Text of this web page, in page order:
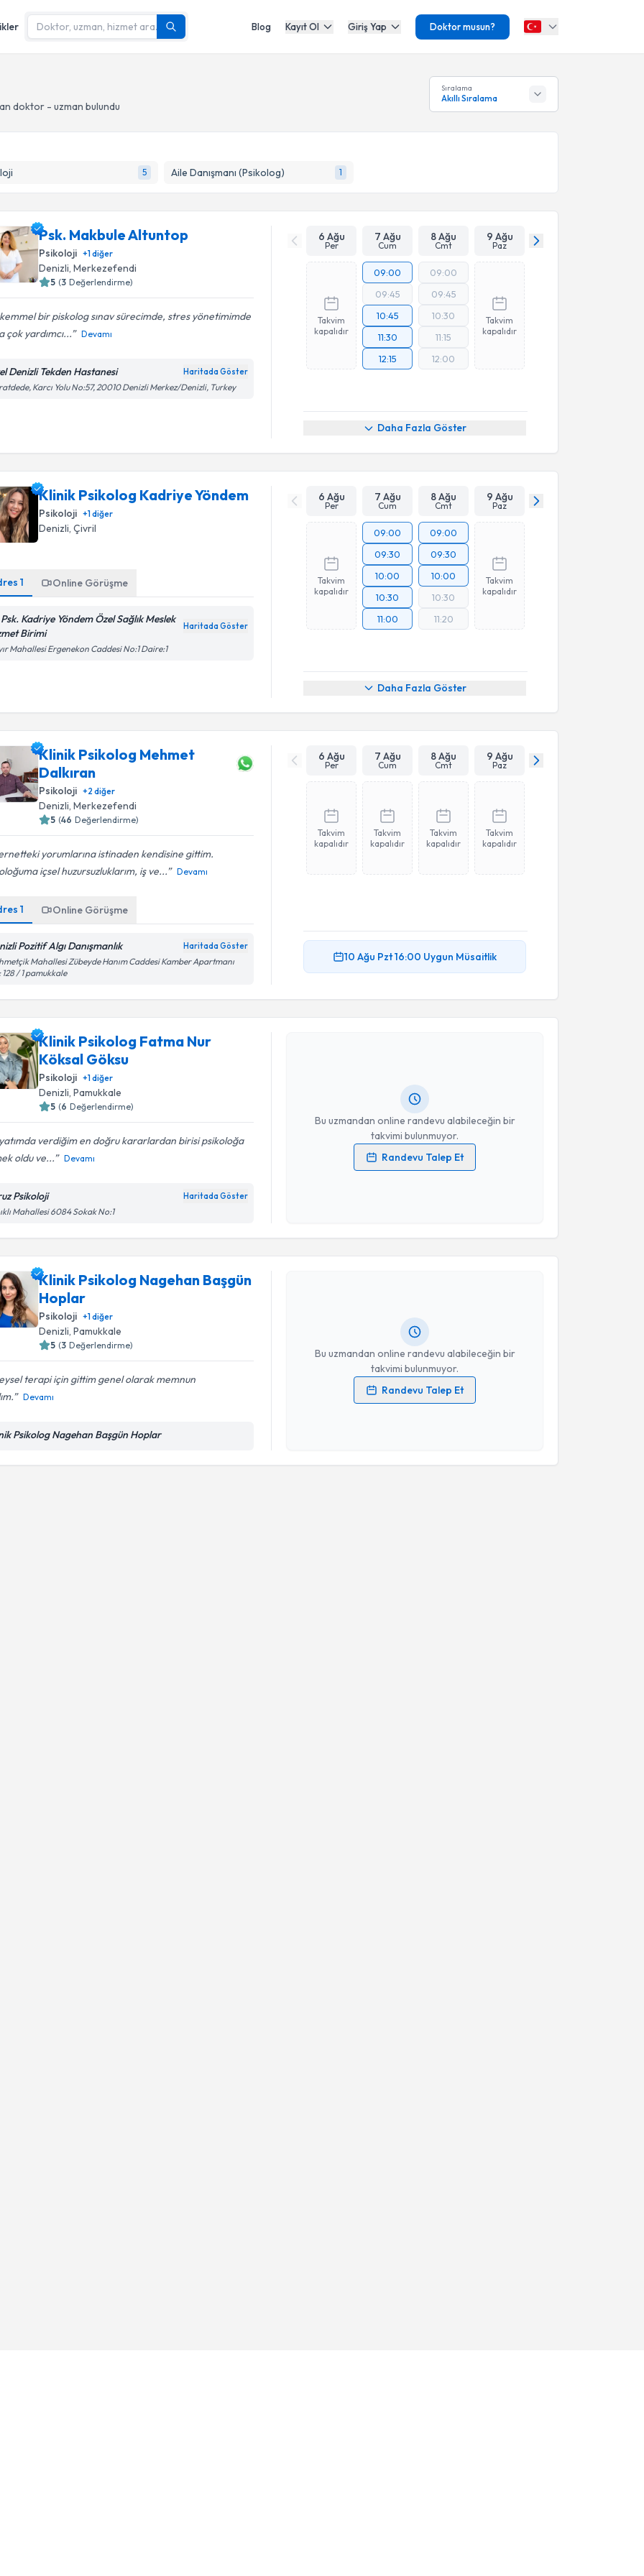
Blog Kayıt Ol Giriş Yap Doktor musun?
doktor - uzman bulundu
Sıralama
Akıllı Sıralama
5 Aile Danışmanı (Psikolog) 1
Psk. Makbule Altuntop
Psikoloji +1diğer
Denizli, Merkezefendi
5 (3 Değerlendirme)
bir piskolog sınav sürecimde, stres yönetimimde
çok yardımcı...
Devamı
Denizli Tekden Hastanesi Haritada Göster
Karcı Yolu No:57, 20010 Denizli Merkez/Denizli, Turkey
6 Ağu
Per
7 Ağu
Cum
8 Ağu
Cmt
9 Ağu
Paz
Takvim
kapalıdır
09:00
09:45
10:45
11:30
12:15
09:00
09:45
10:30
11:15
12:00
Takvim
kapalıdır
Daha Fazla Göster
Klinik Psikolog Kadriye Yöndem
Psikoloji +1diğer
Denizli , Çivril
1 Online Görüşme
Kadriye Yöndem Özel Sağlık Meslek
Birimi
Haritada Göster
Mahallesi Ergenekon Caddesi No:1 Daire:1
6 Ağu
Per
7 Ağu
Cum
8 Ağu
Cmt
9 Ağu
Paz
Takvim
kapalıdır
09:00
09:30
10:00
10:30
11:00
09:00
09:30
10:00
10:30
11:20
Takvim
kapalıdır
Daha Fazla Göster
Klinik Psikolog Mehmet
Dalkıran
Psikoloji +2 diğer
Denizli, Merkezefendi
5 (46 Değerlendirme)
yorumlarına istinaden kendisine gittim.
içsel huzursuzluklarım, iş ve...
Devamı
1 Online Görüşme
Pozitif Algı Danışmanlık Haritada Göster
Mahallesi Zübeyde Hanım Caddesi Kamber Apartmanı
128 / 1 pamukkale
6 Ağu
Per
7 Ağu
Cum
8 Ağu
Cmt
9 Ağu
Paz
Takvim
kapalıdır
Takvim
kapalıdır
Takvim
kapalıdır
Takvim
kapalıdır
10 Ağu Pzt16:00 Uygun Müsaitlik
Klinik Psikolog Fatma Nur
Köksal Göksu
Psikoloji +1diğer
Denizli, Pamukkale
5 (6 Değerlendirme)
verdiğim en doğru kararlardan birisi psikoloğa
oldu ve...
Devamı
Psikoloji Haritada Göster
Mahallesi 6084 Sokak No:1
Bu uzmandan online randevu alabileceğin bir
takvimi bulunmuyor.
Randevu Talep Et
Randevu Takvimi Talebi
Kişisel verilerimin işlenmesine ilişkinAydınlatma Metni
Klinik Psikolog Nagehan Başgün
Hoplar
Psikoloji +1diğer
Denizli, Pamukkale
5 (3 Değerlendirme)
terapi için gittim genel olarak memnun
Devamı
Psikolog Nagehan Başgün Hoplar
Bu uzmandan online randevu alabileceğin bir
takvimi bulunmuyor.
Randevu Talep Et
Kişisel verilerimin işlenmesine ilişkinAydınlatma Metni